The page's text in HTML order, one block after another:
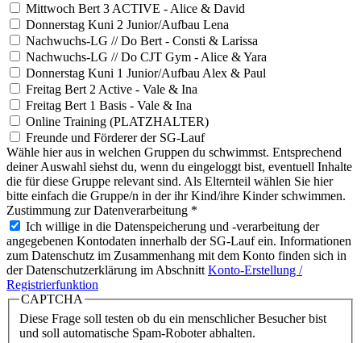
Mittwoch Bert 3 ACTIVE - Alice & David
Donnerstag Kuni 2 Junior/Aufbau Lena
Nachwuchs-LG // Do Bert - Consti & Larissa
Nachwuchs-LG // Do CJT Gym - Alice & Yara
Donnerstag Kuni 1 Junior/Aufbau Alex & Paul
Freitag Bert 2 Active - Vale & Ina
Freitag Bert 1 Basis - Vale & Ina
Online Training (PLATZHALTER)
Freunde und Förderer der SG-Lauf
Wähle hier aus in welchen Gruppen du schwimmst. Entsprechend
deiner Auswahl siehst du, wenn du eingeloggt bist, eventuell Inhalte
die für diese Gruppe relevant sind. Als Elternteil wählen Sie hier
bitte einfach die Gruppe/n in der ihr Kind/ihre Kinder schwimmen.
Zustimmung zur Datenverarbeitung *
Ich willige in die Datenspeicherung und -verarbeitung der
angegebenen Kontodaten innerhalb der SG-Lauf ein. Informationen
zum Datenschutz im Zusammenhang mit dem Konto finden sich in
der Datenschutzerklärung im Abschnitt Konto-Erstellung /
Registrierfunktion
CAPTCHA
Diese Frage soll testen ob du ein menschlicher Besucher bist
und soll automatische Spam-Roboter abhalten.